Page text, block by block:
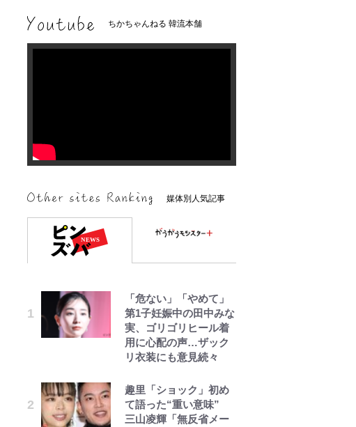
ちかちゃんねる 韓流本舗
媒体別人気記事
「危ない」「やめて」
第1子妊娠中の田中みな
実、ゴリゴリヒール着
用に心配の声…ザック
リ衣装にも意見続々
趣里「ショック」初め
て語った“重い意味”
三山凌輝「無反省メー